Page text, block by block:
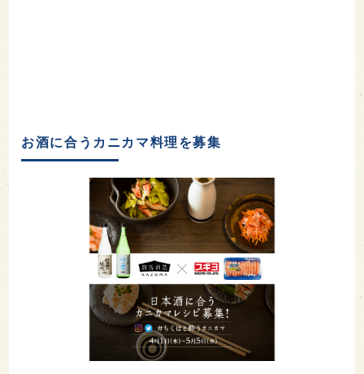
お酒に合うカニカマ料理を募集